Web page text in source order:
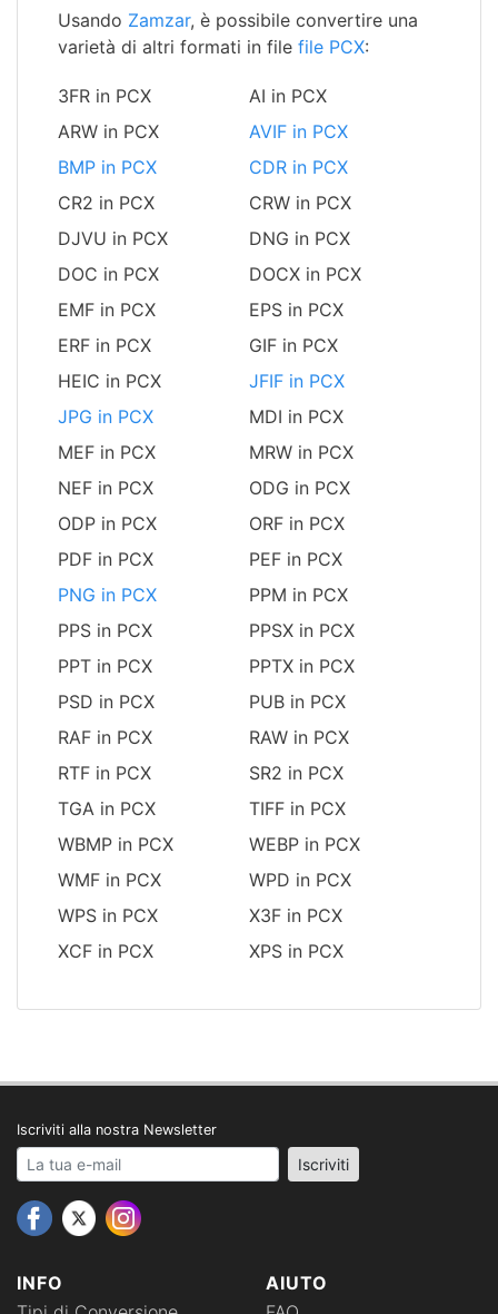
Usando Zamzar, è possibile convertire una
varietà di altri formati in file file PCX:
3FR in PCX
AI in PCX
ARW in PCX
AVIF in PCX
BMP in PCX
CDR in PCX
CR2 in PCX
CRW in PCX
DJVU in PCX
DNG in PCX
DOC in PCX
DOCX in PCX
EMF in PCX
EPS in PCX
ERF in PCX
GIF in PCX
HEIC in PCX
JFIF in PCX
JPG in PCX
MDI in PCX
MEF in PCX
MRW in PCX
NEF in PCX
ODG in PCX
ODP in PCX
ORF in PCX
PDF in PCX
PEF in PCX
PNG in PCX
PPM in PCX
PPS in PCX
PPSX in PCX
PPT in PCX
PPTX in PCX
PSD in PCX
PUB in PCX
RAF in PCX
RAW in PCX
RTF in PCX
SR2 in PCX
TGA in PCX
TIFF in PCX
WBMP in PCX
WEBP in PCX
WMF in PCX
WPD in PCX
WPS in PCX
X3F in PCX
XCF in PCX
XPS in PCX
INFO
AIUTO
Iscriviti alla nostra Newsletter
Your email address Iscriviti